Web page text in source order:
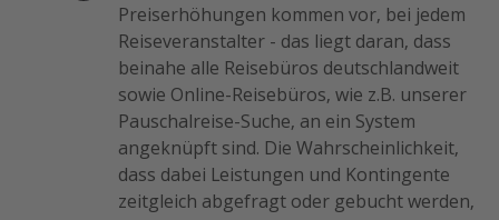
Preiserhöhungen kommen vor, bei jedem
Reiseveranstalter - das liegt daran, dass
beinahe alle Reisebüros deutschlandweit
sowie Online-Reisebüros, wie z.B. unserer
Pauschalreise-Suche, an ein System
angeknüpft sind. Die Wahrscheinlichkeit,
dass dabei Leistungen und Kontingente
zeitgleich abgefragt oder gebucht werden,